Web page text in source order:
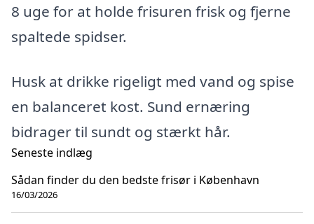
8 uge for at holde frisuren frisk og fjerne
spaltede spidser.
Husk at drikke rigeligt med vand og spise
en balanceret kost. Sund ernæring
bidrager til sundt og stærkt hår.
Seneste indlæg
Sådan finder du den bedste frisør i København
16/03/2026